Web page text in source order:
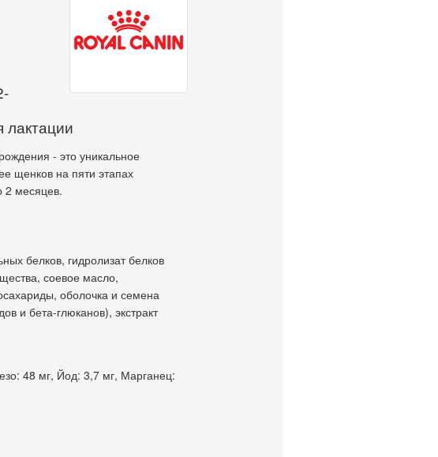
лактации
- это уникальное
щенков на пяти этапах
2 месяцев.
белков, гидролизат белков
соевое масло,
оболочка и семена
и бета-глюканов), экстракт
48 мг, Йод: 3,7 мг, Марганец: